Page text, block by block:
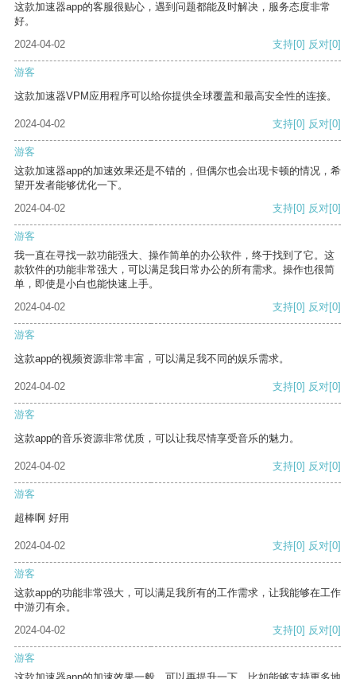
这款加速器app的客服很贴心，遇到问题都能及时解决，服务态度非常
好。
2024-04-02
支持[0] 反对[0]
游客
这款加速器VPM应用程序可以给你提供全球覆盖和最高安全性的连接。
2024-04-02 支持[0] 反对[0]
游客
这款加速器app的加速效果还是不错的，但偶尔也会出现卡顿的情况，希
望开发者能够优化一下。
2024-04-02
支持[0] 反对[0]
游客
我一直在寻找一款功能强大、操作简单的办公软件，终于找到了它。这
款软件的功能非常强大，可以满足我日常办公的所有需求。操作也很简
单，即使是小白也能快速上手。
2024-04-02
支持[0] 反对[0]
游客
这款app的视频资源非常丰富，可以满足我不同的娱乐需求。
2024-04-02 支持[0] 反对[0]
游客
这款app的音乐资源非常优质，可以让我尽情享受音乐的魅力。
2024-04-02 支持[0] 反对[0]
游客
超棒啊 好用
2024-04-02 支持[0] 反对[0]
游客
这款app的功能非常强大，可以满足我所有的工作需求，让我能够在工作
中游刃有余。
2024-04-02
支持[0] 反对[0]
游客